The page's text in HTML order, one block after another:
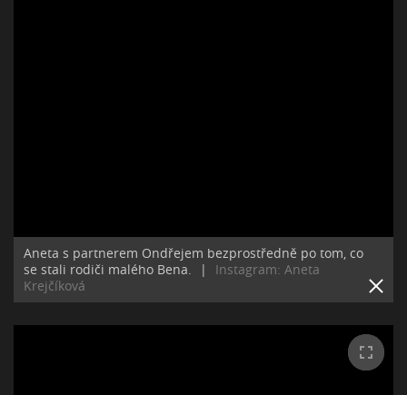
Aneta s partnerem Ondřejem bezprostředně po tom, co
se stali rodiči malého Bena.
|
Instagram: Aneta
Krejčíková